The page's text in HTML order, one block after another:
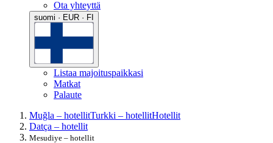
Ota yhteyttä
suomi · EUR · FI
Listaa majoituspaikkasi
Matkat
Palaute
Muğla – hotellitTurkki – hotellitHotellit
Datça – hotellit
Mesudiye – hotellit